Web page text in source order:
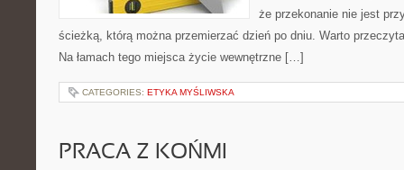
że przekonanie nie jest
ścieżką, którą można przemierzać dzień po dniu. Warto
Na łamach tego miejsca życie wewnętrzne […]
CATEGORIES: ETYKA MYŚLIWSKA
PRACA Z KOŃMI